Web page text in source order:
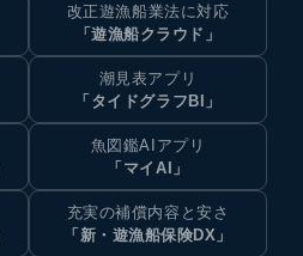
改正遊漁船業法に対応
「遊漁船クラウド」
潮見表アプリ
「タイドグラフBI」
魚図鑑AIアプリ
「マイAI」
充実の補償内容と安さ
「新・遊漁船保険DX」